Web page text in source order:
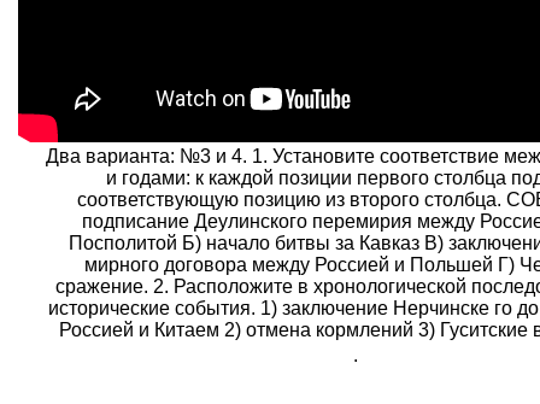
Два варианта: №3 и 4. 1. Установите соответствие
и годами: к каждой позиции первого столбца
соответствующую позицию из второго столбца.
подписание Деулинского перемирия между
Посполитой Б) начало битвы за Кавказ B)
мирного договора между Россией и Польшей Г)
сражение. 2. Расположите в хронологической
исторические события. 1) заключение Нерчинске го
Россией и Китаем 2) отмена кормлений 3) Гуситские
.